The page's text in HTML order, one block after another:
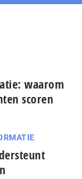
waarom
scoren